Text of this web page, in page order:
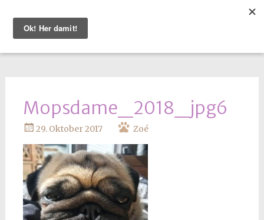
INHALT
Mopsdame_2018_jpg6
29. Oktober 2017 Zoé